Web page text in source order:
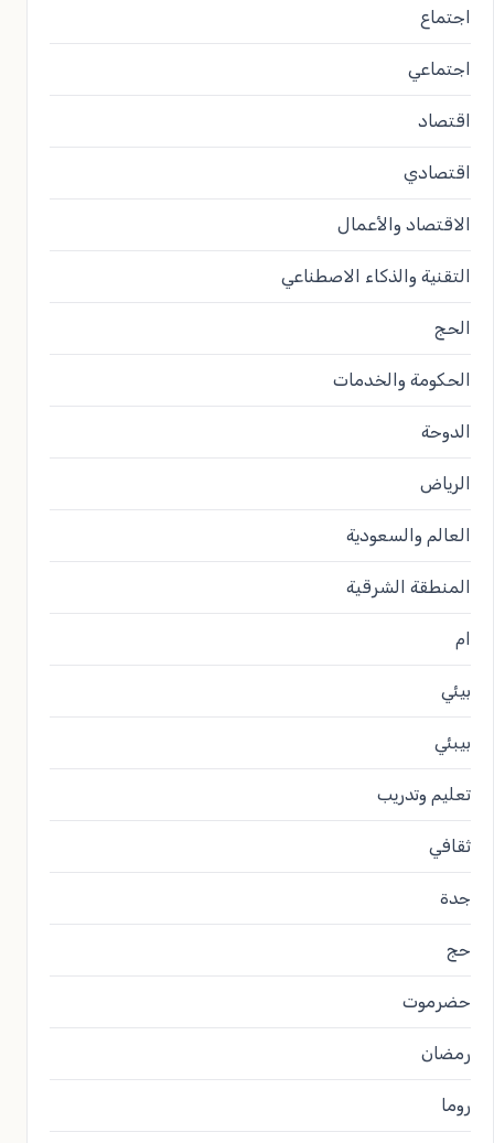
اجتماع
اجتماعي
اقتصاد
اقتصادي
الاقتصاد والأعمال
التقنية والذكاء الاصطناعي
الحج
الحكومة والخدمات
الدوحة
الرياض
العالم والسعودية
المنطقة الشرقية
ام
بيئي
بيبئي
تعليم وتدريب
ثقافي
جدة
حج
حضرموت
رمضان
روما